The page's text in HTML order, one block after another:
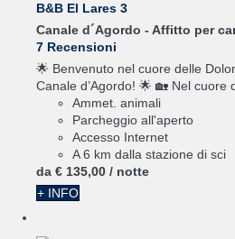
B&B El Lares 3
Canale d´Agordo - Affitto per
7 Recensioni
🌟 Benvenuto nel cuore delle
Canale d’Agordo! 🌟 🏡 Nel cuore
Ammet. animali
Parcheggio all'aperto
Accesso Internet
A 6 km dalla stazione di sci
da € 135,00 / notte
+ INFO